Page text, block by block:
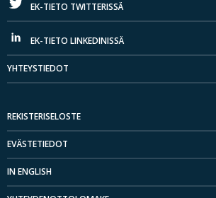
EK-TIETO TWITTERISSÄ
EK-TIETO LINKEDINISSÄ
YHTEYSTIEDOT
REKISTERISELOSTE
EVÄSTETIEDOT
IN ENGLISH